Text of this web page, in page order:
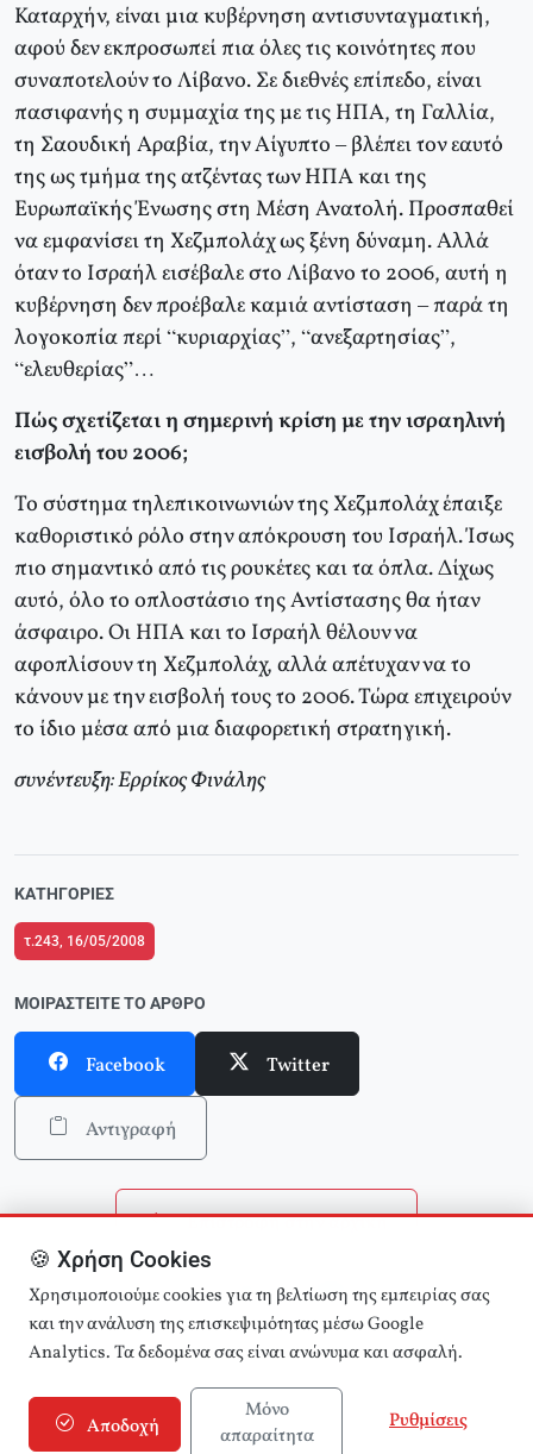
Καταρχήν, είναι μια κυβέρνηση αντισυνταγματική,
αφού δεν εκπροσωπεί πια όλες τις κοινότητες που
συναποτελούν το Λίβανο. Σε διεθνές επίπεδο, είναι
πασιφανής η συμμαχία της με τις ΗΠΑ, τη Γαλλία,
τη Σαουδική Αραβία, την Αίγυπτο – βλέπει τον εαυτό
της ως τμήμα της ατζέντας των ΗΠΑ και της
Ευρωπαϊκής Ένωσης στη Μέση Ανατολή. Προσπαθεί
να εμφανίσει τη Χεζμπολάχ ως ξένη δύναμη. Αλλά
όταν το Ισραήλ εισέβαλε στο Λίβανο το 2006, αυτή η
κυβέρνηση δεν προέβαλε καμιά αντίσταση – παρά τη
λογοκοπία περί “κυριαρχίας”, “ανεξαρτησίας”,
“ελευθερίας”…
Πώς σχετίζεται η σημερινή κρίση με την ισραηλινή
εισβολή του 2006;
Το σύστημα τηλεπικοινωνιών της Χεζμπολάχ έπαιξε
καθοριστικό ρόλο στην απόκρουση του Ισραήλ. Ίσως
πιο σημαντικό από τις ρουκέτες και τα όπλα. Δίχως
αυτό, όλο το οπλοστάσιο της Αντίστασης θα ήταν
άσφαιρο. Οι ΗΠΑ και το Ισραήλ θέλουν να
αφοπλίσουν τη Χεζμπολάχ, αλλά απέτυχαν να το
κάνουν με την εισβολή τους το 2006. Τώρα επιχειρούν
το ίδιο μέσα από μια διαφορετική στρατηγική.
συνέντευξη: Ερρίκος Φινάλης
ΚΑΤΗΓΟΡΊΕΣ
τ.243, 16/05/2008
ΜΟΙΡΑΣΤΕΊΤΕ ΤΟ ΆΡΘΡΟ
Facebook Twitter
Αντιγραφή
Επιστροφή στην αρχική
Αναζήτηση άρθρων
🍪 Χρήση Cookies
Χρησιμοποιούμε cookies για τη βελτίωση της εμπειρίας σας
και την ανάλυση της επισκεψιμότητας μέσω Google
Analytics. Τα δεδομένα σας είναι ανώνυμα και ασφαλή.
Αποδοχή
Μόνο
απαραίτητα
Ρυθμίσεις